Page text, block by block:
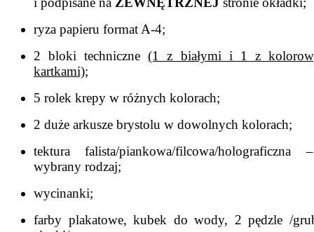
ryza papieru format A-4;
2 bloki techniczne(1 z białymi i 1 z
kartkami);
5 rolek krepy w różnych kolorach;
2 duże arkusze brystolu w dowolnych kolorach;
tektura falista/piankowa/filcowa/
wybrany rodzaj;
wycinanki;
farby plakatowe, kubek do wody, 2 pędzle /